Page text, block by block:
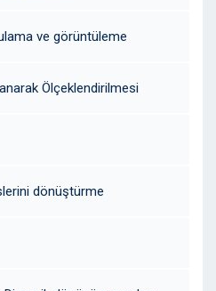
ve görüntüleme
Ölçeklendirilmesi
dönüştürme